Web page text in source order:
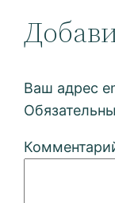
Ваш адрес